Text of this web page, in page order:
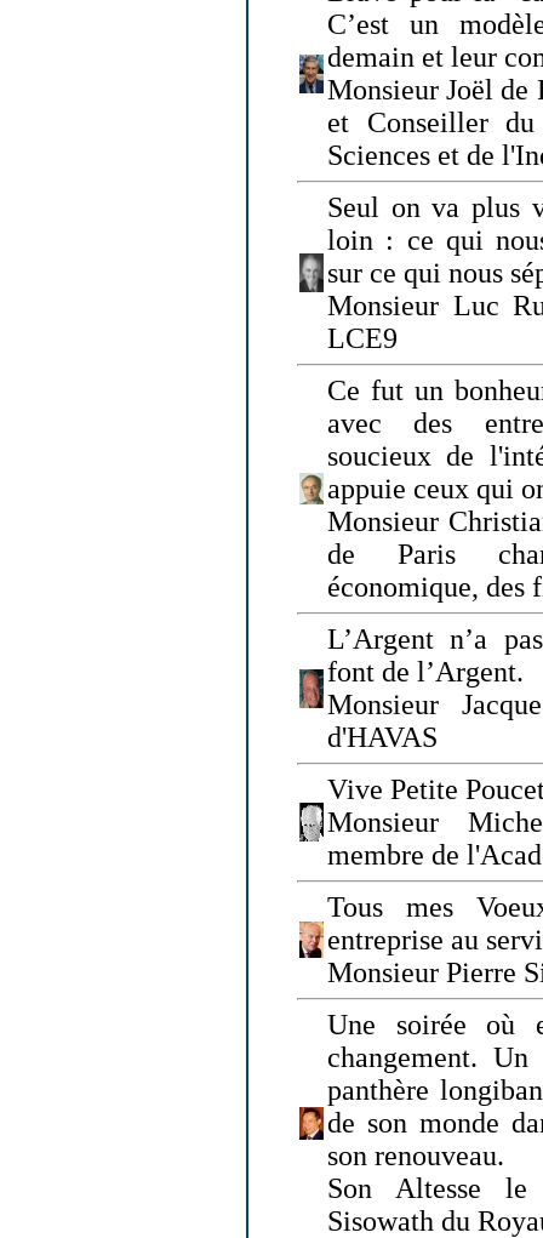
C’est un
demain et leur
Monsieur Joël de
et Conseiller
Sciences et de
Seul on va plus
loin : ce qui
sur ce qui nous
Monsieur Luc
LCE9
Ce fut un
avec des
soucieux de
appuie ceux qui
Monsieur
de Paris
économique, des
L’Argent n’a
font de l’Argent.
Monsieur
d'HAVAS
Vive Petite
Monsieur
membre de
Tous mes
entreprise au
Monsieur Pierre
Une soirée où
changement.
panthère
de son monde
son renouveau.
Son Altesse le
Sisowath du